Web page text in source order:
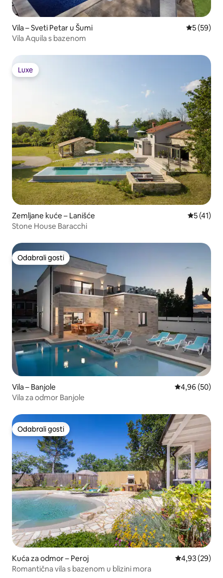
Vila – Sveti Petar u Šumi Prosječna
5 (59)
Vila Aquila s bazenom
Luxe
Luxe
Zemljane kuće – Lanišće
5 (41)
Stone House Baracchi
Odabrali gosti
Odabrali gosti
Vila – Banjole Prosječna
4,96 (50)
Vila za odmor Banjole
Odabrali gosti
Odabrali gosti
Kuća za odmor – Peroj Prosječna
4,93 (29)
Romantična vila s bazenom u blizini mora